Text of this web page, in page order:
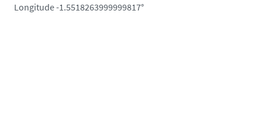
Longitude-1.5518263999999817°